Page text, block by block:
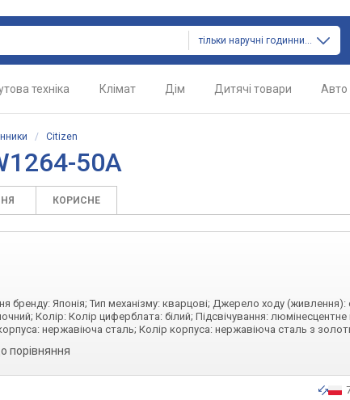
тільки наручні годинники
техніка Клімат Дім Дитячі товари Авто
/ Citizen
50A
КОРИСНЕ
бренду: Японія; Тип механізму: кварцові; Джерело ходу (живлення):
Колір: Колір циферблата: білий; Підсвічування: люмінесцентне
нержавіюча сталь; Колір корпуса: нержавіюча сталь з
порівняння